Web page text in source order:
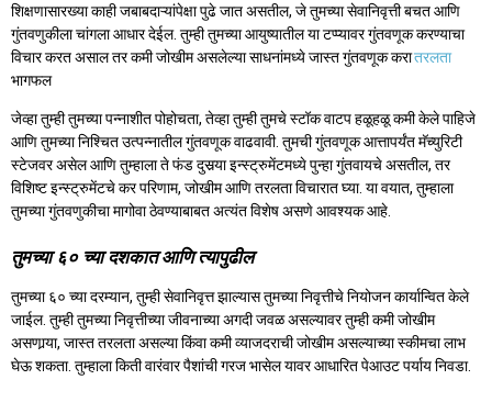
शिक्षणासारख्या काही जबाबदाऱ्यांपेक्षा पुढे जात असतील, जे तुमच्या सेवानिवृत्ती बचत आणि
गुंतवणुकीला चांगला आधार देईल. तुम्ही तुमच्या आयुष्यातील या टप्प्यावर गुंतवणूक करण्याचा
विचार करत असाल तर कमी जोखीम असलेल्या साधनांमध्ये जास्त गुंतवणूक करातरलता
भागफल
जेव्हा तुम्ही तुमच्या पन्नाशीत पोहोचता, तेव्हा तुम्ही तुमचे स्टॉक वाटप हळूहळू कमी केले पाहिजे
आणि तुमच्या निश्चित उत्पन्नातील गुंतवणूक वाढवावी. तुमची गुंतवणूक आत्तापर्यंत मॅच्युरिटी
स्टेजवर असेल आणि तुम्हाला ते फंड दुसर्‍या इन्स्ट्रुमेंटमध्ये पुन्हा गुंतवायचे असतील, तर
विशिष्ट इन्स्ट्रुमेंटचे कर परिणाम, जोखीम आणि तरलता विचारात घ्या. या वयात, तुम्हाला
तुमच्या गुंतवणुकीचा मागोवा ठेवण्याबाबत अत्यंत विशेष असणे आवश्यक आहे.
तुमच्या ६० च्या दशकात आणि त्यापुढील
तुमच्या ६० च्या दरम्यान, तुम्ही सेवानिवृत्त झाल्यास तुमच्या निवृत्तीचे नियोजन कार्यान्वित केले
जाईल. तुम्‍ही तुमच्‍या निवृत्तीच्‍या जीवनाच्‍या अगदी जवळ असल्‍यावर तुम्‍ही कमी जोखीम
असणार्‍या, जास्त तरलता असल्‍या किंवा कमी व्‍याजदराची जोखीम असल्‍याच्‍या स्‍कीमचा लाभ
घेऊ शकता. तुम्हाला किती वारंवार पैशांची गरज भासेल यावर आधारित पेआउट पर्याय निवडा.